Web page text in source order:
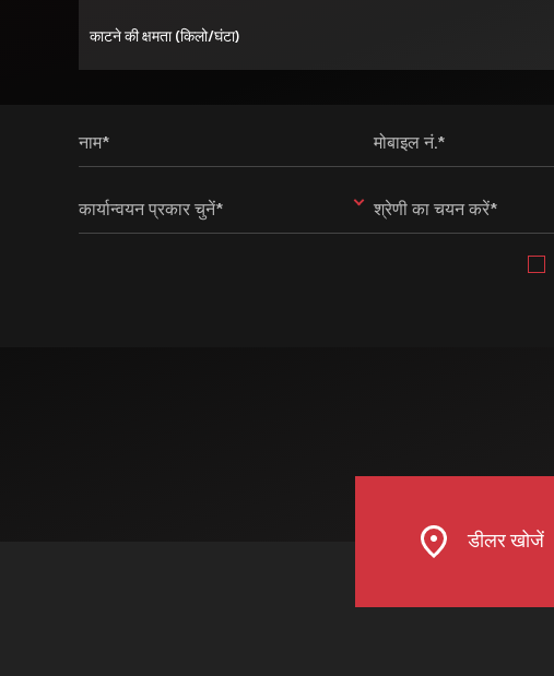
काटने की क्षमता (किलो/घंटा)
नाम* मोबाइल नं.*
कार्यान्वयन प्रकार चुनें* श्रेणी का चयन करें*
डीलर खोजें